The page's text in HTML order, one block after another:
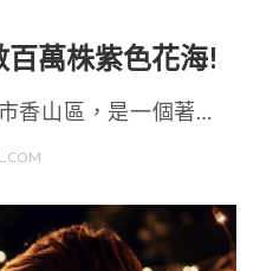
萬株紫色花海!
香山區，是一個著…